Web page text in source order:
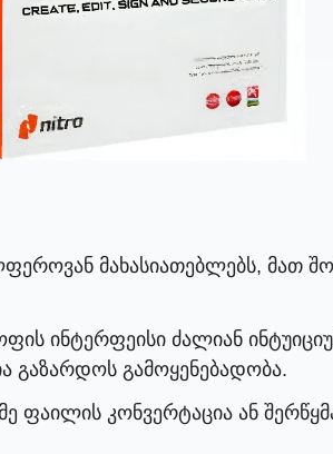
მახასიათებლებს, მათ
ინტერფეისი ძალიან
გაზარდოს გამოყენებადობა.
ფაილის კონვერტაცია ან